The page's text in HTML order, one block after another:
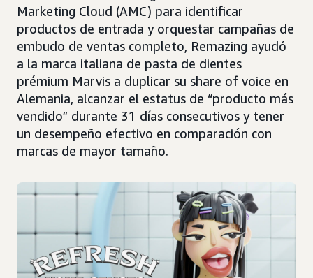
Marketing Cloud (AMC) para identificar
productos de entrada y orquestar campañas de
embudo de ventas completo, Remazing ayudó
a la marca italiana de pasta de dientes
prémium Marvis a duplicar su share of voice en
Alemania, alcanzar el estatus de “producto más
vendido” durante 31 días consecutivos y tener
un desempeño efectivo en comparación con
marcas de mayor tamaño.